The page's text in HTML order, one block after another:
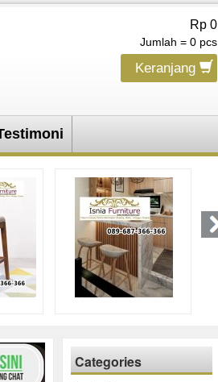
Rp 0
Jumlah = 0pcs
Keranjang
Categories